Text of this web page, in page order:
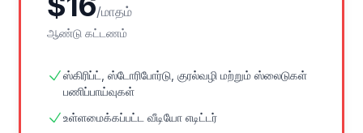
/மாதம்
ஆண்டு கட்டணம்
ஸ்கிரிப்ட், ஸ்டோரிபோர்டு, குரல்வழி மற்றும் ஸ்லைடுகள்
பணிப்பாய்வுகள்
உள்ளமைக்கப்பட்ட வீடியோ எடிட்டர்